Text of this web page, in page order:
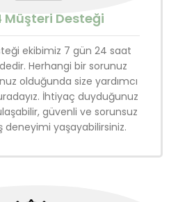
Müşteri Desteği
ekibimiz 7 gün 24 saat
Herhangi bir sorunuz
olduğunda size yardımcı
İhtiyaç duyduğunuz
güvenli ve sorunsuz
deneyimi yaşayabilirsiniz.